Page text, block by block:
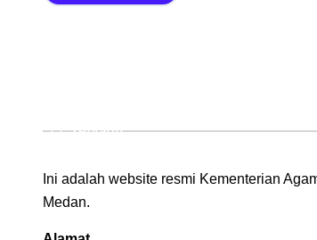
Tentang
Ini adalah website resmi Kementerian
Medan.